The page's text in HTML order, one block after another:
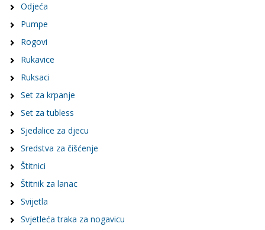
Odjeća
Pumpe
Rogovi
Rukavice
Ruksaci
Set za krpanje
Set za tubless
Sjedalice za djecu
Sredstva za čišćenje
Štitnici
Štitnik za lanac
Svijetla
Svjetleća traka za nogavicu